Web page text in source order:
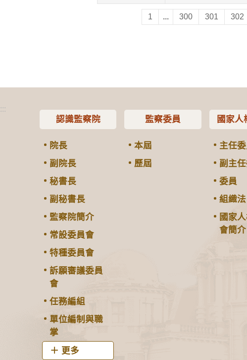
1 ... 300 301 302
:::
認識監察院
院長
副院長
秘書長
副秘書長
監察院簡介
常設委員會
特種委員會
訴願審議委員
會
任務編組
單位編制與職
掌
更多
監察委員
本屆
歷屆
國家人
主任
副主
委員
組織法
國家
會簡介